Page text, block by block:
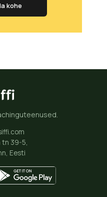
kohe
tn 39-5,
Eesti